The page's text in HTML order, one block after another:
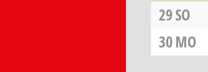
29SO
30MO